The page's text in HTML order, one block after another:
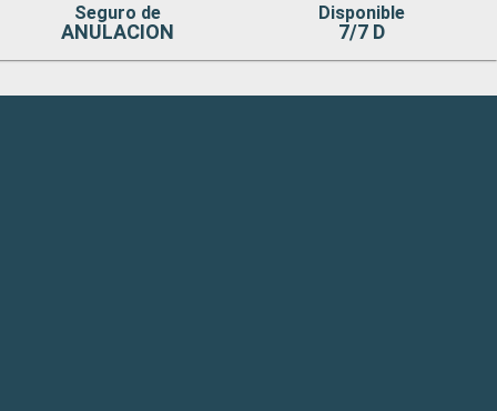
Seguro de
ANULACION
Disponible
7/7 D